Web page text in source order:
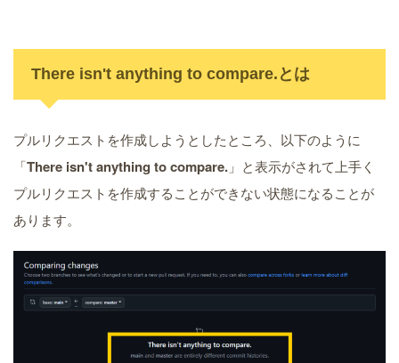
There isn't anything to compare.とは
プルリクエストを作成しようとしたところ、以下のように
「There isn't anything to compare. 」と表示がされて上手く
プルリクエストを作成することができない状態になることが
あります。